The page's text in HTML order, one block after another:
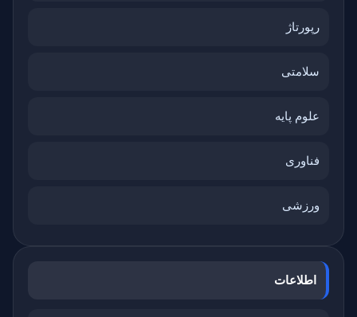
رپورتاژ
سلامتی
علوم پایه
فناوری
ورزشی
اطلاعات